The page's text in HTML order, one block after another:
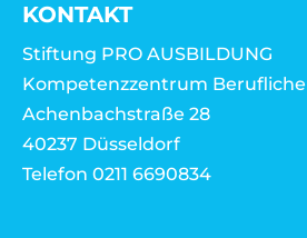
KONTAKT
Stiftung PRO AUSBILDUNG
Kompetenzzentrum
Achenbachstraße 28
40237 Düsseldorf
Telefon 0211 6690834